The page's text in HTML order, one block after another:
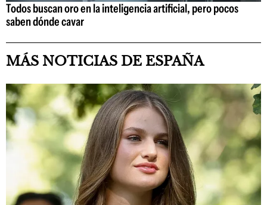
Todos buscan oro en la inteligencia artificial, pero pocos
saben dónde cavar
MÁS NOTICIAS DE ESPAÑA